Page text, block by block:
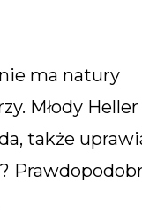
ma natury
Młody Heller
także